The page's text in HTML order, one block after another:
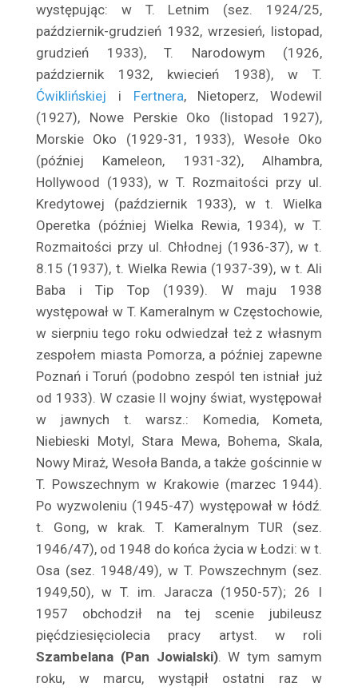
Benda Karol
Bender Edward
Benita Ina
Benoni Sergiusz
Berowska Jadwiga
Berson Kozłowska Izabela
Bestani Sława
Betcherowa Stefania
Beval Tadeusz
Białkowska Zofia
Białkowski Tadeusz
Białoszczyński Tadeusz
Biedrzycka Elwira
Biegański Wiktor
Bielecki Marian
Bielenia Jerzy
Bielewicz Zofia
Bielicka Maria
Bielicz Jan
Bielicz Nina
Bielska Hanna
Bielska Józefa
Bieniek Franciszek
Bienin-Bilenin Władysław
Biernacka Halina
Biernacka Hanna
Biernacki Kazimierz
Biesiadecka Janina
Biesiadecki Zygmunt
występując: w T. Letnim (sez. 1924/25,
paździer­nik-grudzień 1932, wrzesień, listopad,
grudzień 1933), T. Narodowym (1926,
październik 1932, kwiecień 1938), w T.
Ćwiklińskiej i Fertnera, Nietoperz, Wode­wil
(1927), Nowe Perskie Oko (listopad 1927),
Morskie Oko (1929-31, 1933), Wesołe Oko
(później Kameleon, 1931-32), Alhambra,
Hollywood (1933), w T. Roz­maitości przy ul.
Kredytowej (październik 1933), w t. Wielka
Operetka (później Wielka Rewia, 1934), w T.
Rozmaitości przy ul. Chłodnej (1936-37), w t.
8.15 (1937), t. Wielka Rewia (1937-39), w t. Ali
Baba i Tip Top (1939). W maju 1938
występował w T. Kameral­nym w Częstochowie,
w sierpniu tego roku odwiedzał też z własnym
zespołem miasta Pomorza, a później zapewne
Poznań i Toruń (podobno zespól ten istniał już
od 1933). W czasie II wojny świat, występował
w jawnych t. warsz.: Komedia, Kometa,
Niebieski Mo­tyl, Stara Mewa, Bohema, Skala,
Nowy Miraż, Weso­ła Banda, a także gościnnie w
T. Powszechnym w Kra­kowie (marzec 1944).
Po wyzwoleniu (1945-47) wystę­pował w łódź.
t. Gong, w krak. T. Kameralnym TUR (sez.
1946/47), od 1948 do końca życia w Łodzi: w t.
Osa (sez. 1948/49), w T. Powszechnym (sez.
1949,50), w T. im. Jaracza (1950-57); 26 I
1957 obchodził na tej scenie jubileusz
pięćdziesięciolecia pracy artyst. w roli
Szambelana (Pan Jowialski). W tym samym
roku, w marcu, wystąpił ostatni raz w